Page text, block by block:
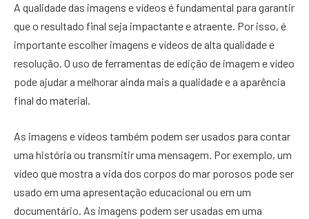
A qualidade das imagens e vídeos é fundamental para garantir
que o resultado final seja impactante e atraente. Por isso, é
importante escolher imagens e vídeos de alta qualidade e
resolução. O uso de ferramentas de edição de imagem e vídeo
pode ajudar a melhorar ainda mais a qualidade e a aparência
final do material.
As imagens e vídeos também podem ser usados para contar
uma história ou transmitir uma mensagem. Por exemplo, um
vídeo que mostra a vida dos corpos do mar porosos pode ser
usado em uma apresentação educacional ou em um
documentário. As imagens podem ser usadas em uma